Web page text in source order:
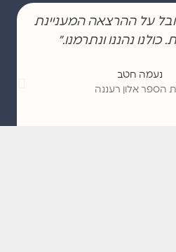
על ההרצאה המעניינת
נהננו ונתרמנו.״
נעמה חטב
הספר אלון רעננה